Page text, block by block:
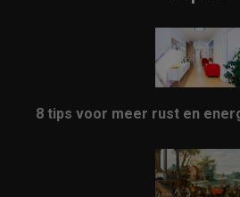
8 tips voor meer rust en